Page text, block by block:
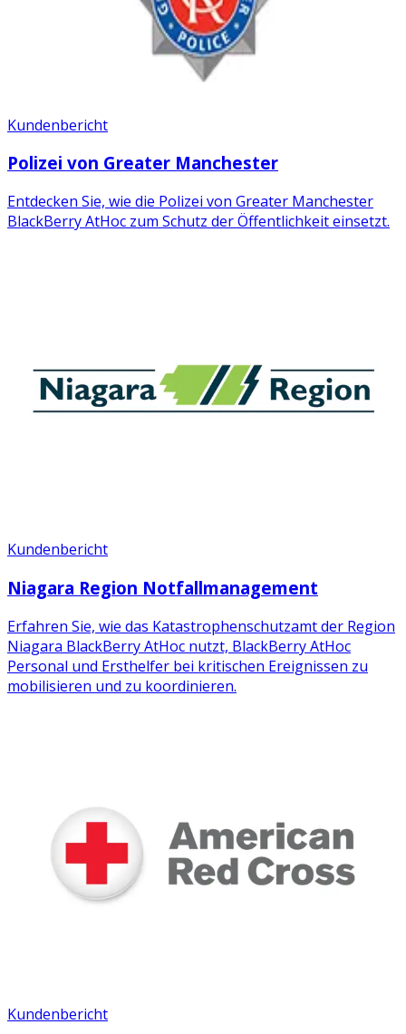
Kundenbericht
Polizei von Greater Manchester
Entdecken Sie, wie die Polizei von Greater Manchester
BlackBerry AtHoc zum Schutz der Öffentlichkeit einsetzt.
Kundenbericht
Niagara Region Notfallmanagement
Erfahren Sie, wie das Katastrophenschutzamt der Region
Niagara BlackBerry AtHoc nutzt, BlackBerry AtHoc
Personal und Ersthelfer bei kritischen Ereignissen zu
mobilisieren und zu koordinieren.
Kundenbericht